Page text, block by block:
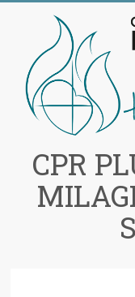
contenido
CPR